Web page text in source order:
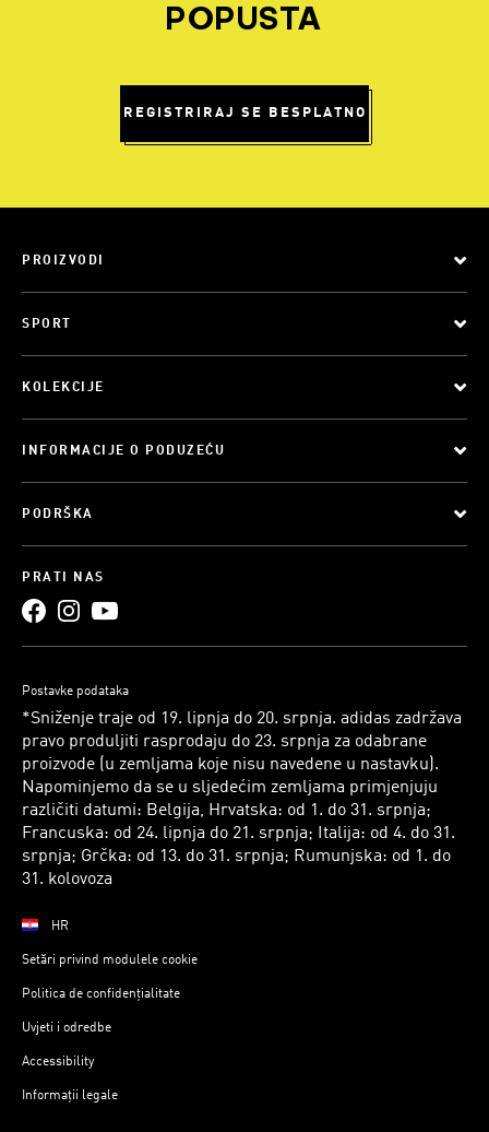
POPUSTA
REGISTRIRAJ SE BESPLATNO
PROIZVODI
SPORT
KOLEKCIJE
INFORMACIJE O PODUZEĆU
PODRŠKA
PRATI NAS
Postavke podataka
*Sniženje traje od 19. lipnja do 20. srpnja. adidas zadržava
pravo produljiti rasprodaju do 23. srpnja za odabrane
proizvode (u zemljama koje nisu navedene u nastavku).
Napominjemo da se u sljedećim zemljama primjenjuju
različiti datumi: Belgija, Hrvatska: od 1. do 31. srpnja;
Francuska: od 24. lipnja do 21. srpnja; Italija: od 4. do 31.
srpnja; Grčka: od 13. do 31. srpnja; Rumunjska: od 1. do
31. kolovoza
HR
Setări privind modulele cookie
Politica de confidențialitate
Uvjeti i odredbe
Accessibility
Informații legale